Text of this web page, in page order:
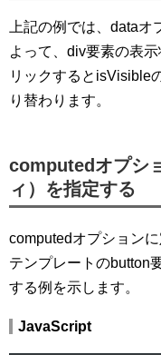
上記の例では、data
よって、div要素の表
リックするとisVisible
り替わります。
computedオプシ
ィ）を指定する
computedオプション
テンプレートのbutton
する例を示します。
JavaScript